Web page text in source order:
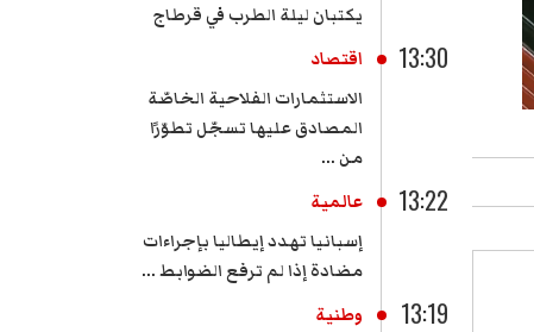
يكتبان ليلة الطرب في قرطاج
13:30
اقتصاد
الاستثمارات الفلاحية الخاصّة
المصادق عليها تسجّل تطوّرًا
من ...
13:22
عالمية
إسبانيا تهدد إيطاليا بإجراءات
مضادة إذا لم ترفع الضوابط ...
13:19
وطنية